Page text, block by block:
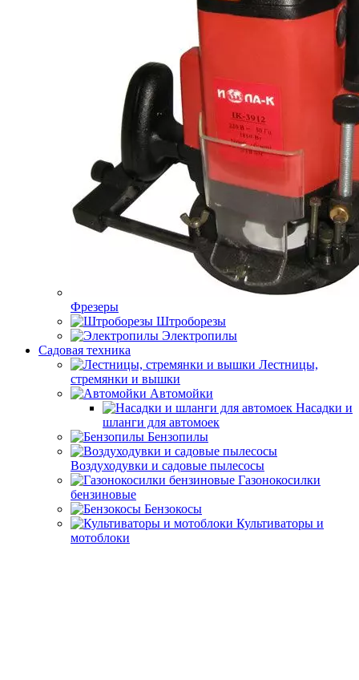
Фрезеры
Штроборезы
Электропилы
Садовая техника
Лестницы,
стремянки и вышки
Автомойки
Насадки и
шланги для автомоек
Бензопилы
Воздуходувки и садовые пылесосы
Газонокосилки
бензиновые
Бензокосы
Культиваторы и
мотоблоки